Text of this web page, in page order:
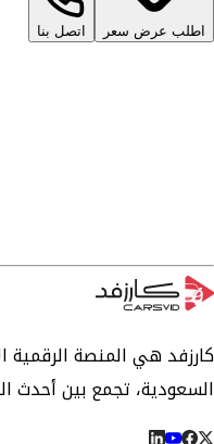
اطلب عرض سعر اتصل بنا
كارزفد هي المنصة الرقمية
السعودية، تجمع بين أحدث